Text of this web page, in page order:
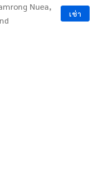
Nuea,
เช่า